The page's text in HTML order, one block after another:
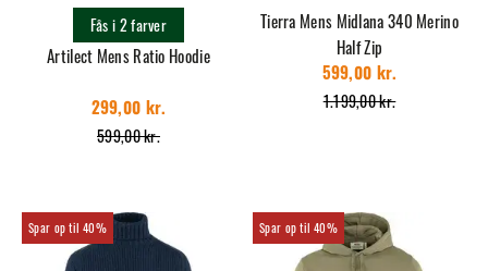
Artilect Mens Ratio Hoodie
599,00 kr.
299,00 kr.
Fås i 2 farver
Tierra Mens Midlana 340 Merino
Half Zip
1.199,00 kr.
599,00 kr.
40% 40%